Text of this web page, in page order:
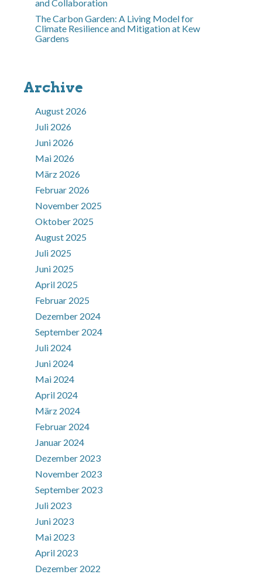
and Collaboration
The Carbon Garden: A Living Model for
Climate Resilience and Mitigation at Kew
Gardens
Archive
August 2026
Juli 2026
Juni 2026
Mai 2026
März 2026
Februar 2026
November 2025
Oktober 2025
August 2025
Juli 2025
Juni 2025
April 2025
Februar 2025
Dezember 2024
September 2024
Juli 2024
Juni 2024
Mai 2024
April 2024
März 2024
Februar 2024
Januar 2024
Dezember 2023
November 2023
September 2023
Juli 2023
Juni 2023
Mai 2023
April 2023
Dezember 2022